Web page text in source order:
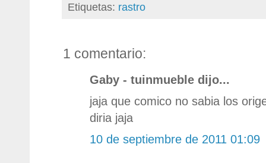
Etiquetas: rastro
1 comentario:
Gaby - tuinmueble dijo...
jaja que comico no sabia los
diria jaja
10 de septiembre de 2011 01:09